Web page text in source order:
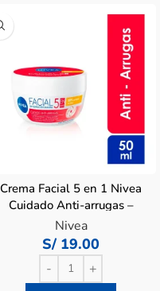
Crema Facial 5 en 1 Nivea
Cuidado Anti-arrugas –
Pote 50 ML
Nivea
S/ 19.00